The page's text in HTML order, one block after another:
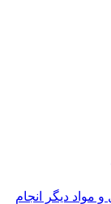
دیگر انجام